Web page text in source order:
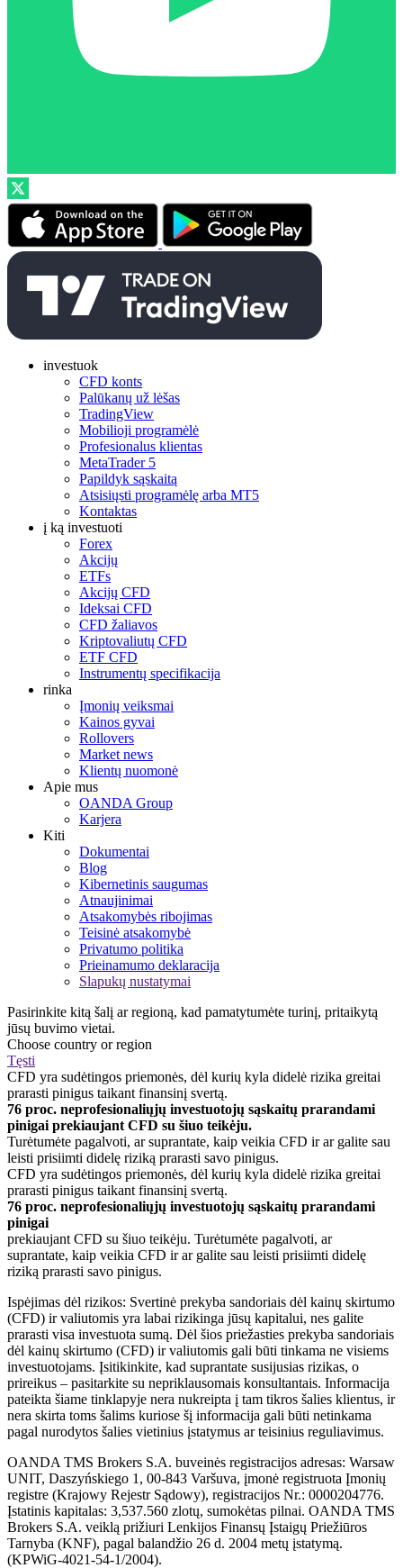
investuok
CFD konts
Palūkanų už lėšas
TradingView
Mobilioji programėlė
Profesionalus klientas
MetaTrader 5
Papildyk sąskaitą
Atsisiųsti programėlę arba MT5
Kontaktas
į ką investuoti
Forex
Akcijų
ETFs
Akcijų CFD
Ideksai CFD
CFD žaliavos
Kriptovaliutų CFD
ETF CFD
Instrumentų specifikacija
rinka
Įmonių veiksmai
Kainos gyvai
Rollovers
Market news
Klientų nuomonė
Apie mus
OANDA Group
Karjera
Kiti
Dokumentai
Blog
Kibernetinis saugumas
Atnaujinimai
Atsakomybės ribojimas
Teisinė atsakomybė
Privatumo politika
Prieinamumo deklaracija
Slapukų nustatymai
Pasirinkite kitą šalį ar regioną, kad pamatytumėte turinį, pritaikytą
jūsų buvimo vietai.
Choose country or region
Tęsti
CFD yra sudėtingos priemonės, dėl kurių kyla didelė rizika greitai
prarasti pinigus taikant finansinį svertą.
76 proc. neprofesionaliųjų investuotojų sąskaitų prarandami
pinigai prekiaujant CFD su šiuo teikėju.
Turėtumėte pagalvoti, ar suprantate, kaip veikia CFD ir ar galite sau
leisti prisiimti didelę riziką prarasti savo pinigus.
CFD yra sudėtingos priemonės, dėl kurių kyla didelė rizika greitai
prarasti pinigus taikant finansinį svertą.
76 proc. neprofesionaliųjų investuotojų sąskaitų prarandami
pinigai
prekiaujant CFD su šiuo teikėju. Turėtumėte pagalvoti, ar
suprantate, kaip veikia CFD ir ar galite sau leisti prisiimti didelę
riziką prarasti savo pinigus.
Ispėjimas dėl rizikos: Svertinė prekyba sandoriais dėl kainų skirtumo
(CFD) ir valiutomis yra labai rizikinga jūsų kapitalui, nes galite
prarasti visa investuota sumą. Dėl šios priežasties prekyba sandoriais
dėl kainų skirtumo (CFD) ir valiutomis gali būti tinkama ne visiems
investuotojams. Įsitikinkite, kad suprantate susijusias rizikas, o
prireikus – pasitarkite su nepriklausomais konsultantais. Informacija
pateikta šiame tinklapyje nera nukreipta į tam tikros šalies klientus, ir
nera skirta toms šalims kuriose šį informacija gali būti netinkama
pagal nurodytos šalies vietinius įstatymus ar teisinius reguliavimus.
OANDA TMS Brokers S.A. buveinės registracijos adresas: Warsaw
UNIT, Daszyńskiego 1, 00-843 Varšuva, įmonė registruota Įmonių
registre (Krajowy Rejestr Sądowy), registracijos Nr.: 0000204776.
Įstatinis kapitalas: 3,537.560 zlotų, sumokėtas pilnai. OANDA TMS
Brokers S.A. veiklą prižiuri Lenkijos Finansų Įstaigų Priežiūros
Tarnyba (KNF), pagal balandžio 26 d. 2004 metų įstatymą.
(KPWiG-4021-54-1/2004).